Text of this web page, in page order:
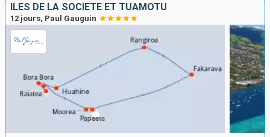
ÎLES DE LA SOCIÉTÉ ET TUAMOTU
12 jours, Paul Gauguin